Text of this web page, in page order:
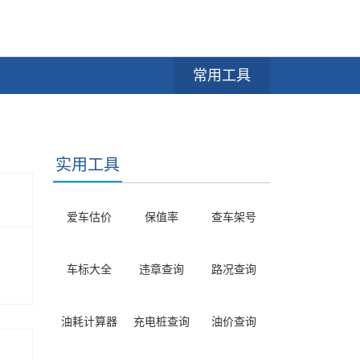
常用工具
实用工具
爱车估价 保值率 查车架号
车标大全 违章查询 路况查询
油耗计算器 充电桩查询 油价查询